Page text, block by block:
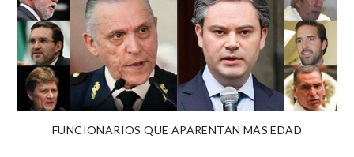
FUNCIONARIOS QUE APARENTAN MÁS EDAD